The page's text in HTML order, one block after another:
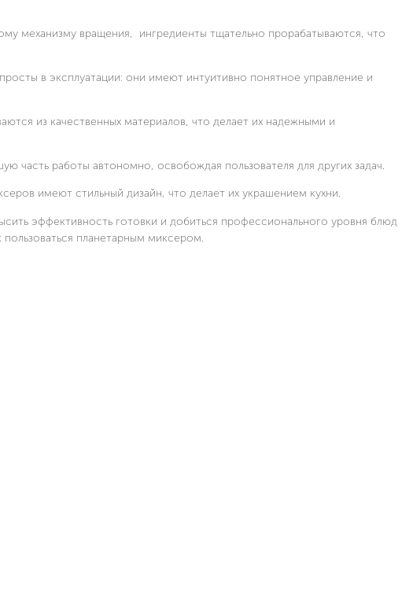
механизму вращения, ингредиенты тщательно прорабатываются, что
в эксплуатации: они имеют интуитивно понятное управление и
из качественных материалов, что делает их надежными и
часть работы автономно, освобождая пользователя для других задач.
имеют стильный дизайн, что делает их украшением кухни.
эффективность готовки и добиться профессионального уровня блюд
планетарным миксером.